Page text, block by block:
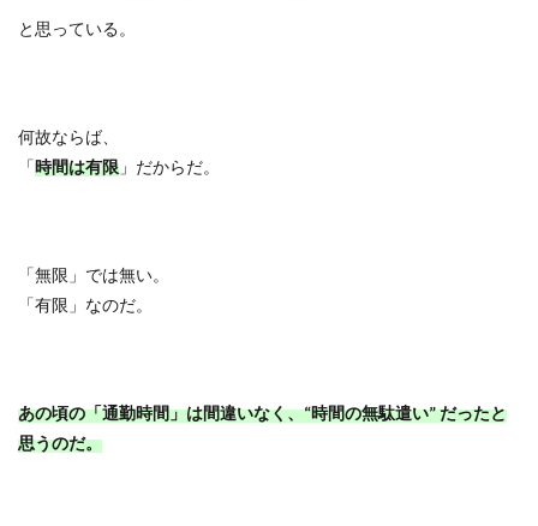
と思っている。
何故ならば、
「時間は有限 」だからだ。
「無限」では無い。
「有限」なのだ。
あの頃の「通勤時間」は間違いなく、“時間の無駄遣い”だったと
思うのだ。